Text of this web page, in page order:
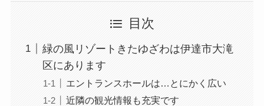
目次
緑の風リゾートきたゆざわは伊達市大滝
区にあります
エントランスホールは…とにかく広い
近隣の観光情報も充実です